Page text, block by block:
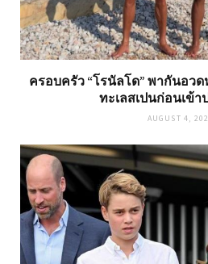
ครอบครัว “โรนัลโด” พากันอว
ทะเลสเปนก่อนเข้า
AUGUST 4,